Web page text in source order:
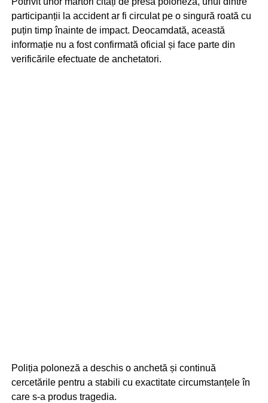
participanții la accident ar fi circulat pe o singură roată cu
puțin timp înainte de impact. Deocamdată, această
informație nu a fost confirmată oficial și face parte din
verificările efectuate de anchetatori.
Poliția poloneză a deschis o anchetă și continuă
cercetările pentru a stabili cu exactitate circumstanțele în
care s-a produs tragedia.